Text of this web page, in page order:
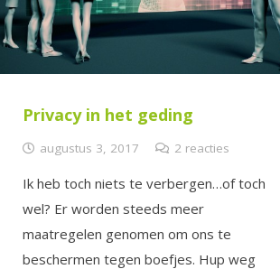
Privacy in het geding
augustus 3, 2017 2 reacties
Ik heb toch niets te verbergen…of toch
wel? Er worden steeds meer
maatregelen genomen om ons te
beschermen tegen boefjes. Hup weg